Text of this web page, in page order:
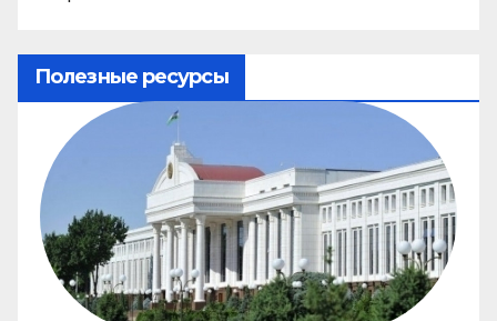
Полезные ресурсы